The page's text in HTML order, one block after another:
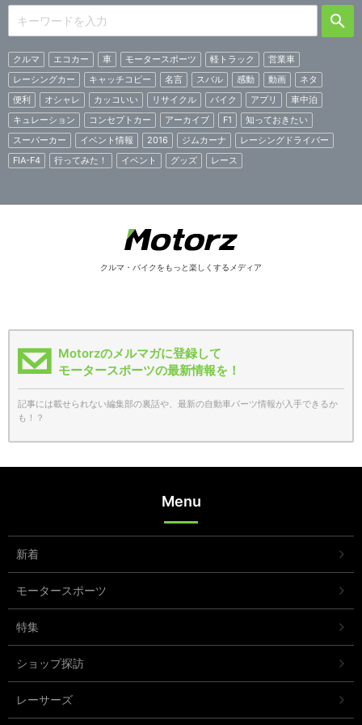
クルマ エコカー 車 モータースポーツ 軽トラック
営業車
レーシングカー
キャッチコピー 名言 スバル 感動 動画
ネタ
便利
オシャレ カッコいい リサイクル バイク アプリ
車中泊
キュレーション
コンセプトカー アーカイブ F1
知っておきたい
スーパーカー
イベント情報 2016 ジムカーナ
レーシングドライバー
FIA-F4
行ってみた！ イベント グッズ レース
クルマ・バイクをもっと楽しくするメディア
Motorzのメルマガに登録して
モータースポーツの最新情報を！
記事には載せられない編集部の裏話や、最新の自動車パーツ情報が入手できるか
も！？
Menu
新着
モータースポーツ
特集
ショップ探訪
レーサーズ